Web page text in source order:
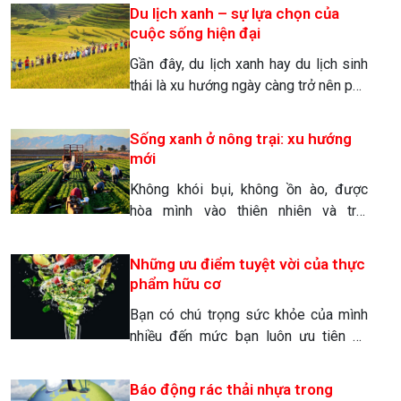
thải ra môi trường. Đây là những con
số thống kê tạo lo ngại đến mức báo
động về lượng rác thải nhựa trong
nông nghiệp thải ra môi trường mỗi […]
Du lịch xanh – sự lựa chọn của
cuộc sống hiện đại
Gần đây, du lịch xanh hay du lịch sinh
thái là xu hướng ngày càng trở nên phổ
thị trường du lịch sinh thái hiện đang
phát triển mạnh so với các hình thức
triển du lịch xanh […]
Sống xanh ở nông trại: xu hướng
mới
Không khói bụi, không ồn ào, được
hòa mình vào thiên nhiên và trải
là những lý do khiến du lịch nông trại
ngày càng trở thành xu hướng được
nhiều du khách lựa chọn. Du lịch nông
trại hay du lịch nông thôn là sản phẩm
[…]
Những ưu điểm tuyệt vời của thực
phẩm hữu cơ
Bạn có chú trọng sức khỏe của mình
nhiều đến mức bạn luôn ưu tiên ăn
Vậy thì thực phẩm hữu là sự lựa chọn
Báo động rác thải nhựa trong